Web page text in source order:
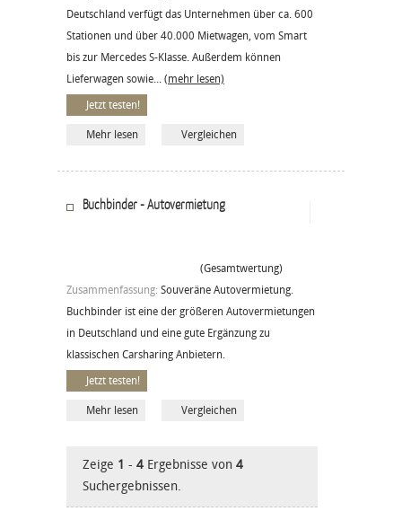
Deutschland verfügt das Unternehmen über ca. 600
Stationen und über 40.000 Mietwagen, vom Smart
bis zur Mercedes S-Klasse. Außerdem können
Lieferwagen sowie... (mehr lesen)
Jetzt testen!
Mehr lesen Vergleichen
Buchbinder - Autovermietung
(Gesamtwertung)
Zusammenfassung: Souveräne Autovermietung.
Buchbinder ist eine der größeren Autovermietungen
in Deutschland und eine gute Ergänzung zu
klassischen Carsharing Anbietern.
Jetzt testen!
Mehr lesen Vergleichen
Zeige 1 - 4 Ergebnisse von 4
Suchergebnissen.